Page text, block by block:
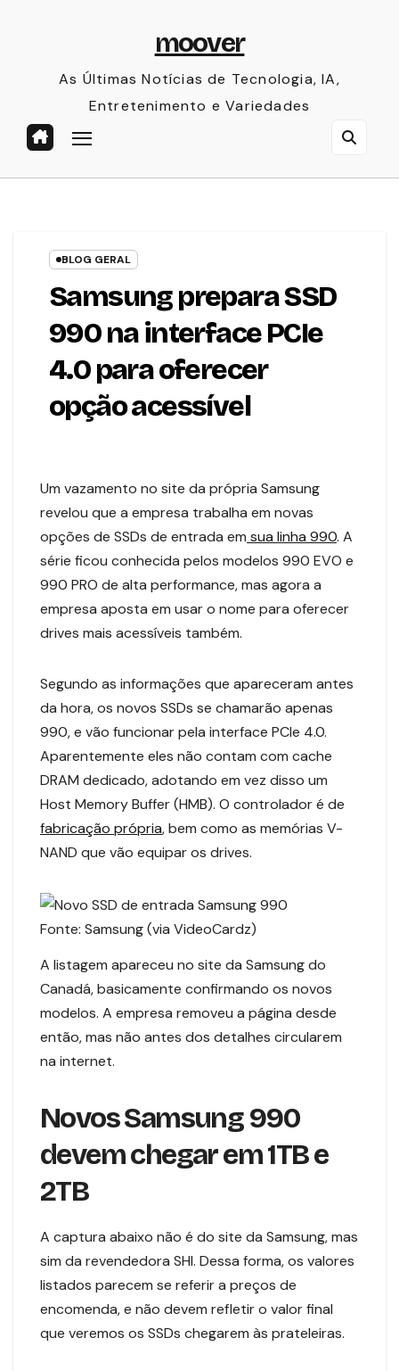
moover
As Últimas Notícias de Tecnologia, IA,
Entretenimento e Variedades
BLOG GERAL
Samsung prepara SSD
990 na interface PCIe
4.0 para oferecer
opção acessível
Um vazamento no site da própria Samsung
revelou que a empresa trabalha em novas
opções de SSDs de entrada em sua linha 990. A
série ficou conhecida pelos modelos 990 EVO e
990 PRO de alta performance, mas agora a
empresa aposta em usar o nome para oferecer
drives mais acessíveis também.
Segundo as informações que apareceram antes
da hora, os novos SSDs se chamarão apenas
990, e vão funcionar pela interface PCIe 4.0.
Aparentemente eles não contam com cache
DRAM dedicado, adotando em vez disso um
Host Memory Buffer (HMB). O controlador é de
fabricação própria, bem como as memórias V-
NAND que vão equipar os drives.
Fonte: Samsung (via VideoCardz)
A listagem apareceu no site da Samsung do
Canadá, basicamente confirmando os novos
modelos. A empresa removeu a página desde
então, mas não antes dos detalhes circularem
na internet.
Novos Samsung 990
devem chegar em 1TB e
2TB
A captura abaixo não é do site da Samsung, mas
sim da revendedora SHI. Dessa forma, os valores
listados parecem se referir a preços de
encomenda, e não devem refletir o valor final
que veremos os SSDs chegarem às prateleiras.